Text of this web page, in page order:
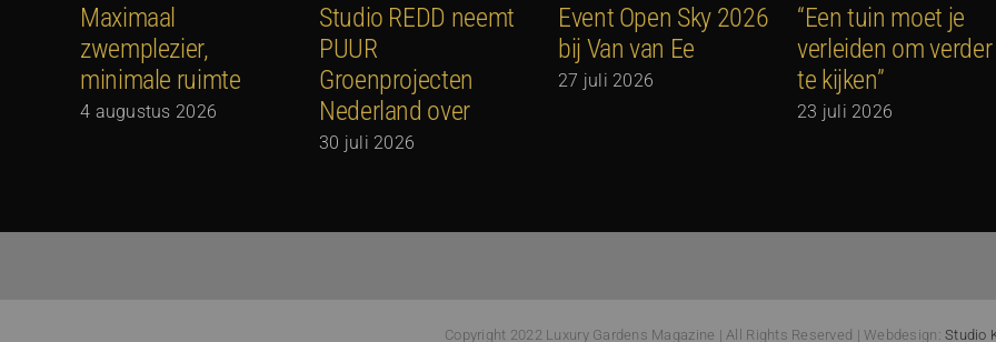
Maximaal
zwemplezier,
minimale ruimte
4 augustus 2026
Studio REDD neemt
PUUR
Groenprojecten
Nederland over
30 juli 2026
Event Open Sky 2026
bij Van van Ee
27 juli 2026
“Een tuin moet je
verleiden om verder
te kijken”
23 juli 2026
Copyright 2022 Luxury Gardens Magazine | All Rights Reserved | Webdesign:Studio